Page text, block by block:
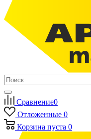
Сравнение0
Отложенные 0
Корзина пуста 0